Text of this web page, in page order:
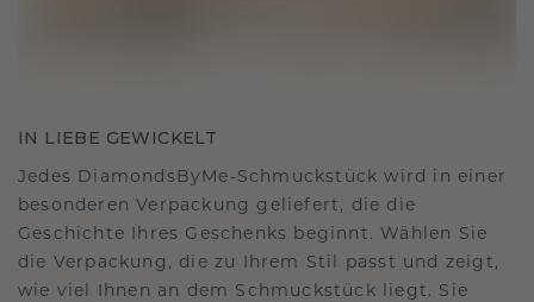
IN LIEBE GEWICKELT
Jedes DiamondsByMe-Schmuckstück wird in einer
besonderen Verpackung geliefert, die die
Geschichte Ihres Geschenks beginnt. Wählen Sie
die Verpackung, die zu Ihrem Stil passt und zeigt,
wie viel Ihnen an dem Schmuckstück liegt. Sie